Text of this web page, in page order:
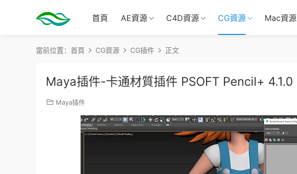
首頁 AE資源 C4D資源 CG資源 Mac資源
當前位置： 首頁 CG資源 CG插件 正文
Maya插件-卡通材質插件 PSOFT Pencil+ 4.1.0
Maya插件